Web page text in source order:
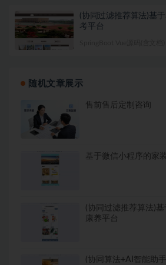
(协同过滤推荐算法)基
考平台
随机文章展示
售前售后定制咨询
基于微信小程序的家
(协同过滤推荐算法)
康养平台
(协同算法+AI智能助